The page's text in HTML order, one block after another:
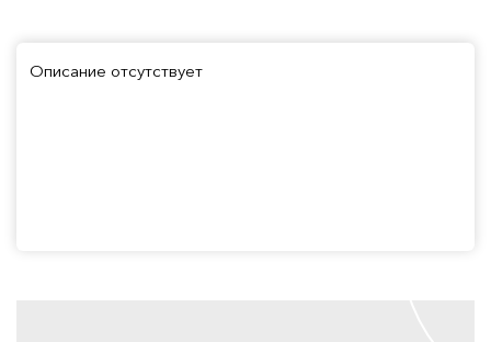
Описание отсутствует